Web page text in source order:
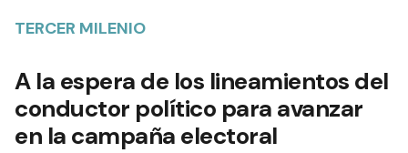
TERCER MILENIO
A la espera de los lineamientos del
conductor político para avanzar
en la campaña electoral